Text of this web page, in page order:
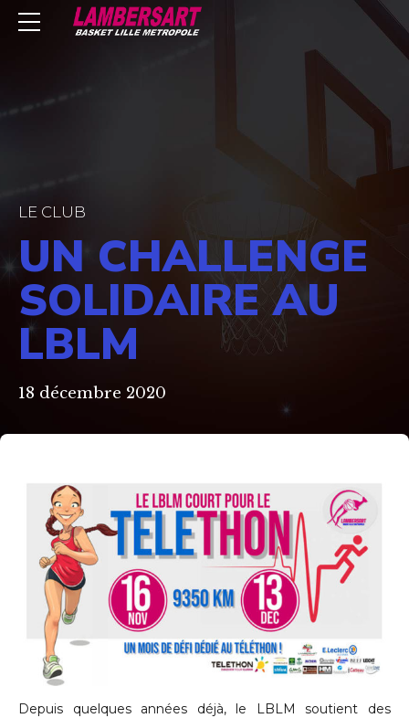
LE CLUB
UN CHALLENGE
SOLIDAIRE AU
LBLM
18 décembre 2020
Depuis quelques années déjà, le LBLM soutient des